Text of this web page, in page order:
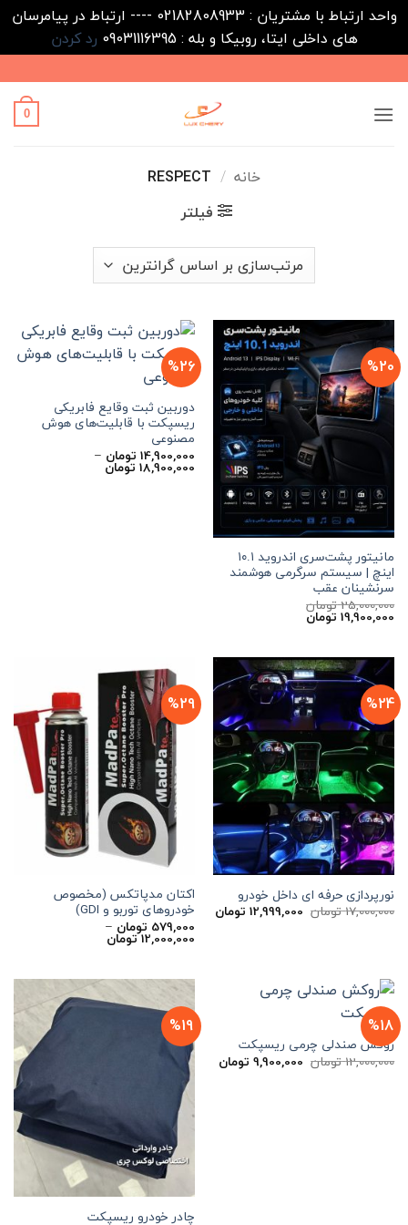
واحد ارتباط با مشتریان : 02182808933 ---- ارتباط در پیامرسان
های داخلی ایتا، روبیکا و بله : 09031116395
رد کردن
to
content
0
خانه /
فیلتر
%20
مانیتور پشت‌سری اندروید ۱۰.۱
اینچ | سیستم سرگرمی هوشمند
سرنشینان عقب
25,000,000تومان
قیمت
اصلی
19,900,000 تومانقیمت
فعلی
%26
دوربین ثبت وقایع فابریکی
ریسپکت با قابلیت‌های هوش
مصنوعی
14,900,000 تومان –
18,900,000 تومانمحدوده
قیمت:
%24
نورپردازی حرفه ای داخل خودرو
17,000,000تومان قیمت
اصلی
12,999,000 تومانقیمت
فعلی
12,999,000 تومان
است.
%29
اکتان مدپاتکس (مخصوص
خودروهای توربو و GDI)
579,000 تومان –
12,000,000تومانمحدوده
قیمت:
12,000,000 تومان
%18
روکش صندلی چرمی ریسپکت
12,000,000تومان قیمت
اصلی
9,900,000 تومانقیمت
فعلی
%19
چادر خودرو ریسپکت